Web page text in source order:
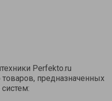
Perfekto.ru
предназначенных